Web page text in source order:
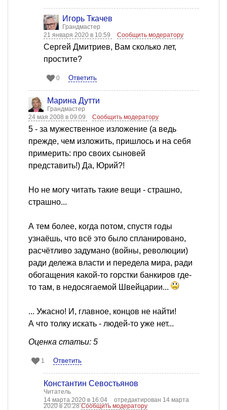
Игорь Ткачев
Грандмастер
21 января 2020 в 10:59
Сообщить модератору
Сергей Дмитриев, Вам сколько лет,
простите?
0 Ответить
Марина Дутти
Грандмастер
24 мая 2008 в 09:09
Сообщить модератору
5 - за мужественное изложение (а ведь
прежде, чем изложить, пришлось и на себя
примерить: про своих сыновей
представить!) Да, Юрий?!
Но не могу читать такие вещи - страшно,
страшно...
А тем более, когда потом, спустя годы
узнаёшь, что всё это было спланировано,
расчётливо задумано (войны, революции)
ради дележа власти и передела мира, ради
обогащения какой-то горстки банкиров где-
то там, в недосягаемой Швейцарии...
... Ужасно! И, главное, концов не найти!
А что толку искать - людей-то уже нет...
Оценка статьи: 5
1 Ответить
Константин Севостьянов
Читатель
14 марта 2020 в 16:04
отредактирован 14 марта
2020 в 20:28Сообщить модератору